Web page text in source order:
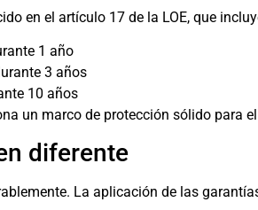
en el artículo 17 de la LOE, que
1 año
3 años
10 años
un marco de protección sólido para
diferente
La aplicación de las